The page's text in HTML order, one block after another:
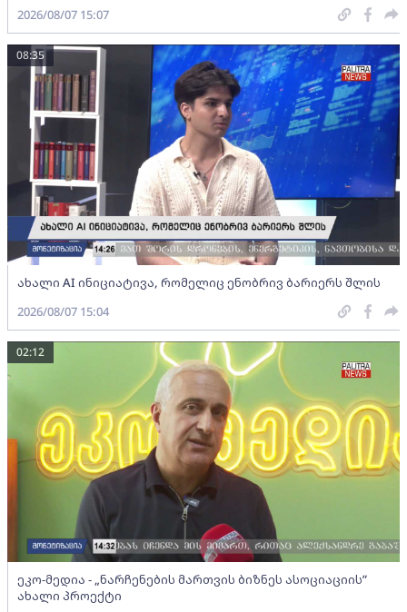
2026/08/07 15:07
ახალი AI ინიციატივა, რომელიც ენობრივ ბარიერს შლის
08:35
2026/08/07 15:04
ეკო-მედია - „ნარჩენების მართვის ბიზნეს ასოციაციის”
ახალი პროექტი
02:12